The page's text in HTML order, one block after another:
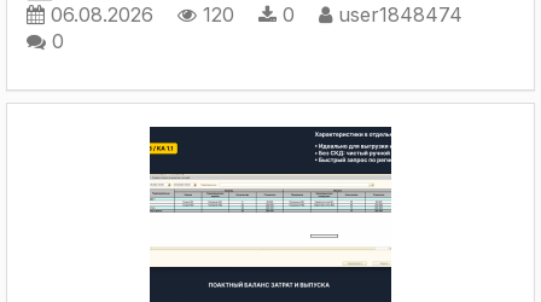
06.08.2026 120 0
user1848474
0